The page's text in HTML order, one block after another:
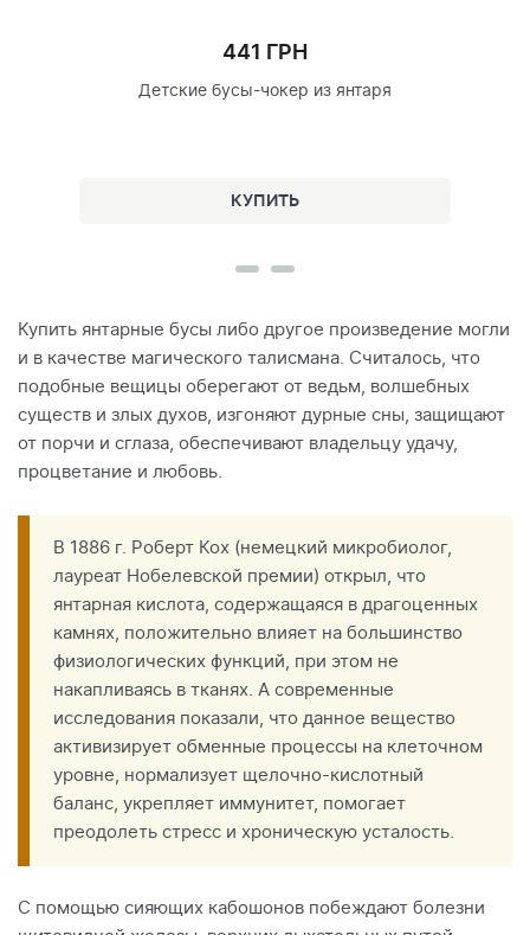
441 ГРН
Детские бусы-чокер из янтаря
Купить янтарные бусы либо другое произведение могли
и в качестве магического талисмана. Считалось, что
подобные вещицы оберегают от ведьм, волшебных
существ и злых духов, изгоняют дурные сны, защищают
от порчи и сглаза, обеспечивают владельцу удачу,
процветание и любовь.
В 1886 г. Роберт Кох (немецкий микробиолог,
лауреат Нобелевской премии) открыл, что
янтарная кислота, содержащаяся в драгоценных
камнях, положительно влияет на большинство
физиологических функций, при этом не
накапливаясь в тканях. А современные
исследования показали, что данное вещество
активизирует обменные процессы на клеточном
уровне, нормализует щелочно-кислотный
баланс, укрепляет иммунитет, помогает
преодолеть стресс и хроническую усталость.
С помощью сияющих кабошонов побеждают болезни